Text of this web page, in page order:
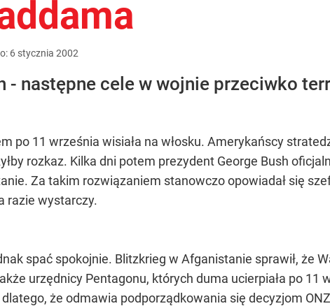
6 stycznia 2002
- następne cele w wojnie przeciwko
po 11 września wisiała na włosku. Amerykańscy
rozkaz. Kilka dni potem prezydent George Bush
Za takim rozwiązaniem stanowczo opowiadał się
razie wystarczy.
spać spokojnie. Blitzkrieg w Afganistanie sprawił, że
urzędnicy Pentagonu, których duma ucierpiała po
że odmawia podporządkowania się decyzjom